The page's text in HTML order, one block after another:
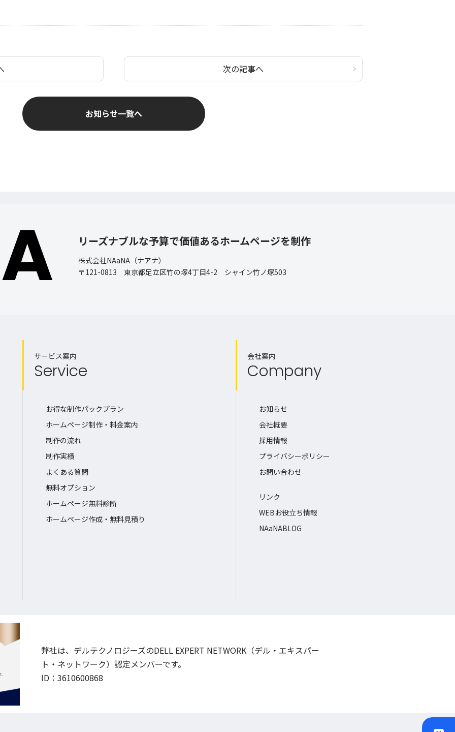
次の記事へ
お知らせ一覧へ
リーズナブルな予算で価値あるホームページを制作
株式会社NAaNA（ナアナ）
〒121-0813 東京都足立区竹の塚4丁目4-2 シャイン竹ノ塚503
サービス案内
Service
お得な制作パックプラン
ホームページ制作・料金案内
制作の流れ
制作実績
よくある質問
無料オプション
ホームページ無料診断
ホームページ作成・無料見積り
会社案内
Company
お知らせ
会社概要
採用情報
プライバシーポリシー
お問い合わせ
リンク
WEBお役立ち情報
NAaNABLOG
弊社は、デルテクノロジーズのDELL EXPERT NETWORK（デル・エキスパー
ト・ネットワーク）認定メンバーです。
ID：3610600868